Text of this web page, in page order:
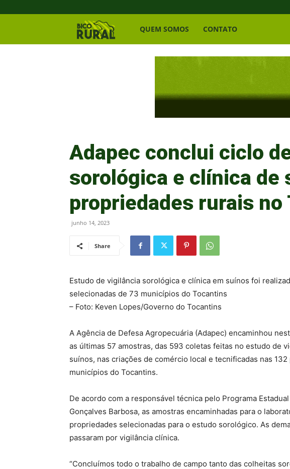
Bico
QUEM SOMOS CONTATO
Adapec conclui ciclo
sorológica e clínica de
propriedades rurais no
junho 14, 2023
Share
Estudo de vigilância sorológica e clínica em suínos foi
selecionadas de 73 municípios do Tocantins
– Foto: Keven Lopes/Governo do Tocantins
A Agência de Defesa Agropecuária (Adapec) encaminhou
as últimas 57 amostras, das 593 coletas feitas no estudo de
suínos, nas criações de comércio local e tecnificadas nas
municípios do Tocantins.
De acordo com a responsável técnica pelo Programa
Gonçalves Barbosa, as amostras encaminhadas para o
propriedades selecionadas para o estudo sorológico. As
passaram por vigilância clínica.
“Concluímos todo o trabalho de campo tanto das colheitas